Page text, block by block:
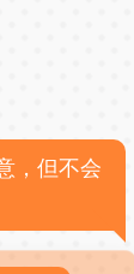
，但不会